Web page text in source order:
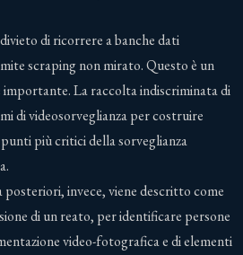
di ricorrere a banche dati
scraping non mirato. Questo è un
La raccolta indiscriminata di
di videosorveglianza per costruire
più critici della sorveglianza
invece, viene descritto come
di un reato, per identificare persone
video-fotografica e di elementi